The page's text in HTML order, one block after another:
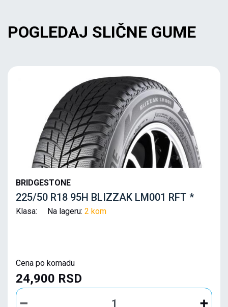
POGLEDAJ SLIČNE GUME
BRIDGESTONE
225/50 R18 95H BLIZZAK LM001 RFT *
Klasa: Na lageru: 2 kom
Cena po komadu
24,900 RSD